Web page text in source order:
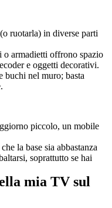
ruotarla) in diverse parti
armadietti offrono spazio
e oggetti decorativi.
buchi nel muro; basta
piccolo, un mobile
la base sia abbastanza
soprattutto se hai
mia TV sul